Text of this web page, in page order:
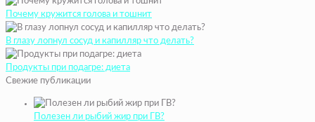
Почему кружится голова и тошнит
В глазу лопнул сосуд и капилляр что делать?
Продукты при подагре: диета
Свежие публикации
Полезен ли рыбий жир при ГВ?